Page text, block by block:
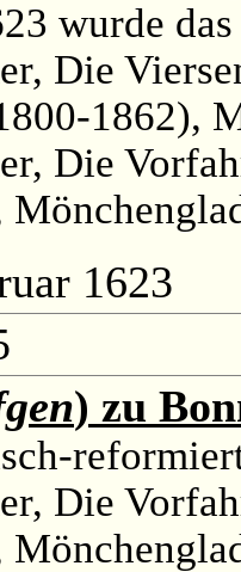
wurde
Die
1862),
Die
1623
) zu
Die